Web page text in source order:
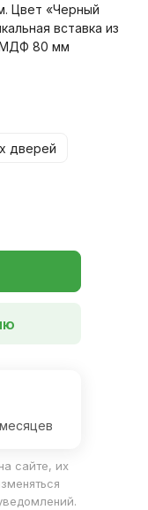
Цвет «Черный
вставка из
МДФ 80 мм
дверей
сайте, их